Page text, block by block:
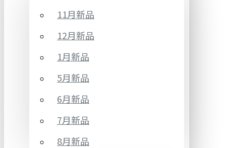
11月新品
12月新品
1月新品
5月新品
6月新品
7月新品
8月新品